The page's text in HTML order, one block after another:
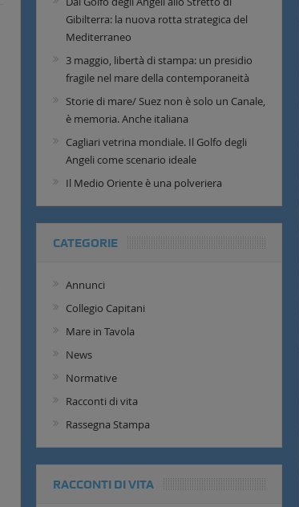
Gibilterra: la nuova rotta strategica del
Mediterraneo
3 maggio, libertà di stampa: un presidio
fragile nel mare della contemporaneità
Storie di mare/ Suez non è solo un Canale,
è memoria. Anche italiana
Cagliari vetrina mondiale. Il Golfo degli
Angeli come scenario ideale
Il Medio Oriente è una polveriera
CATEGORIE
Annunci
Collegio Capitani
Mare in Tavola
News
Normative
Racconti di vita
Rassegna Stampa
RACCONTI DI VITA